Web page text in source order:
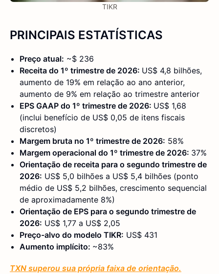
TIKR
PRINCIPAIS ESTATÍSTICAS
Preço atual: ~$ 236
Receita do 1º trimestre de 2026: US$ 4,8 bilhões,
aumento de 19% em relação ao ano anterior,
aumento de 9% em relação ao trimestre anterior
EPS GAAP do 1º trimestre de 2026: US$ 1,68
(inclui benefício de US$ 0,05 de itens fiscais
discretos)
Margem bruta no 1º trimestre de 2026: 58%
Margem operacional do 1º trimestre de 2026: 37%
Orientação de receita para o segundo trimestre de
2026: US$ 5,0 bilhões a US$ 5,4 bilhões (ponto
médio de US$ 5,2 bilhões, crescimento sequencial
de aproximadamente 8%)
Orientação de EPS para o segundo trimestre de
2026: US$ 1,77 a US$ 2,05
Preço-alvo do modelo TIKR: US$ 431
Aumento implícito: ~83%
TXN superou sua própria faixa de orientação.